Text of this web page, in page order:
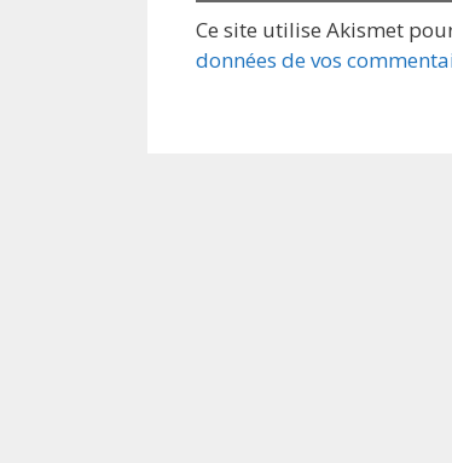
Ce site utilise Akismet
données de vos